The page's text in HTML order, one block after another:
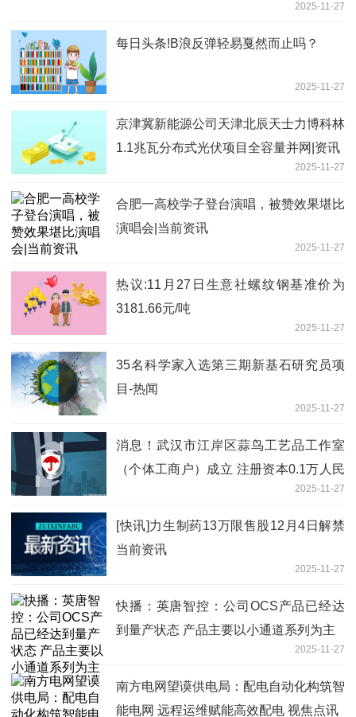
2025-11-27
每日头条!B浪反弹轻易戛然而止吗？
2025-11-27
京津冀新能源公司天津北辰天士力博科林
1.1兆瓦分布式光伏项目全容量并网|资讯
2025-11-27
合肥一高校学子登台演唱，被赞效果堪比
演唱会|当前资讯
2025-11-27
热议:11月27日生意社螺纹钢基准价为
3181.66元/吨
2025-11-27
35名科学家入选第三期新基石研究员项
目-热闻
2025-11-27
消息！武汉市江岸区蒜鸟工艺品工作室
（个体工商户）成立 注册资本0.1万人民
2025-11-27
[快讯]力生制药13万限售股12月4日解禁
当前资讯
2025-11-27
快播：英唐智控：公司OCS产品已经达
到量产状态 产品主要以小通道系列为主
2025-11-27
南方电网望谟供电局：配电自动化构筑智
能电网 远程运维赋能高效配电 视焦点讯